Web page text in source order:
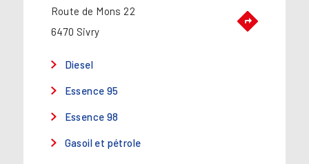
Route de Mons 22
6470 Sivry
Diesel
Essence 95
Essence 98
Gasoil et pétrole